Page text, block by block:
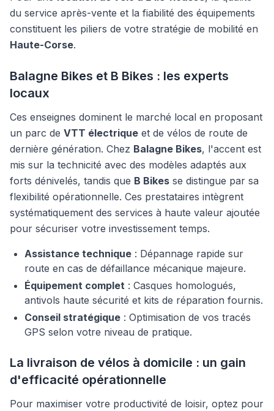
du service après-vente et la fiabilité des équipements
constituent les piliers de votre stratégie de mobilité en
Haute-Corse.
Balagne Bikes et B Bikes : les experts
locaux
Ces enseignes dominent le marché local en proposant
un parc de VTT électrique et de vélos de route de
dernière génération. Chez Balagne Bikes, l'accent est
mis sur la technicité avec des modèles adaptés aux
forts dénivelés, tandis que B Bikes se distingue par sa
flexibilité opérationnelle. Ces prestataires intègrent
systématiquement des services à haute valeur ajoutée
pour sécuriser votre investissement temps.
Assistance technique : Dépannage rapide sur
route en cas de défaillance mécanique majeure.
Équipement complet : Casques homologués,
antivols haute sécurité et kits de réparation fournis.
Conseil stratégique : Optimisation de vos tracés
GPS selon votre niveau de pratique.
La livraison de vélos à domicile : un gain
d'efficacité opérationnelle
Pour maximiser votre productivité de loisir, optez pour